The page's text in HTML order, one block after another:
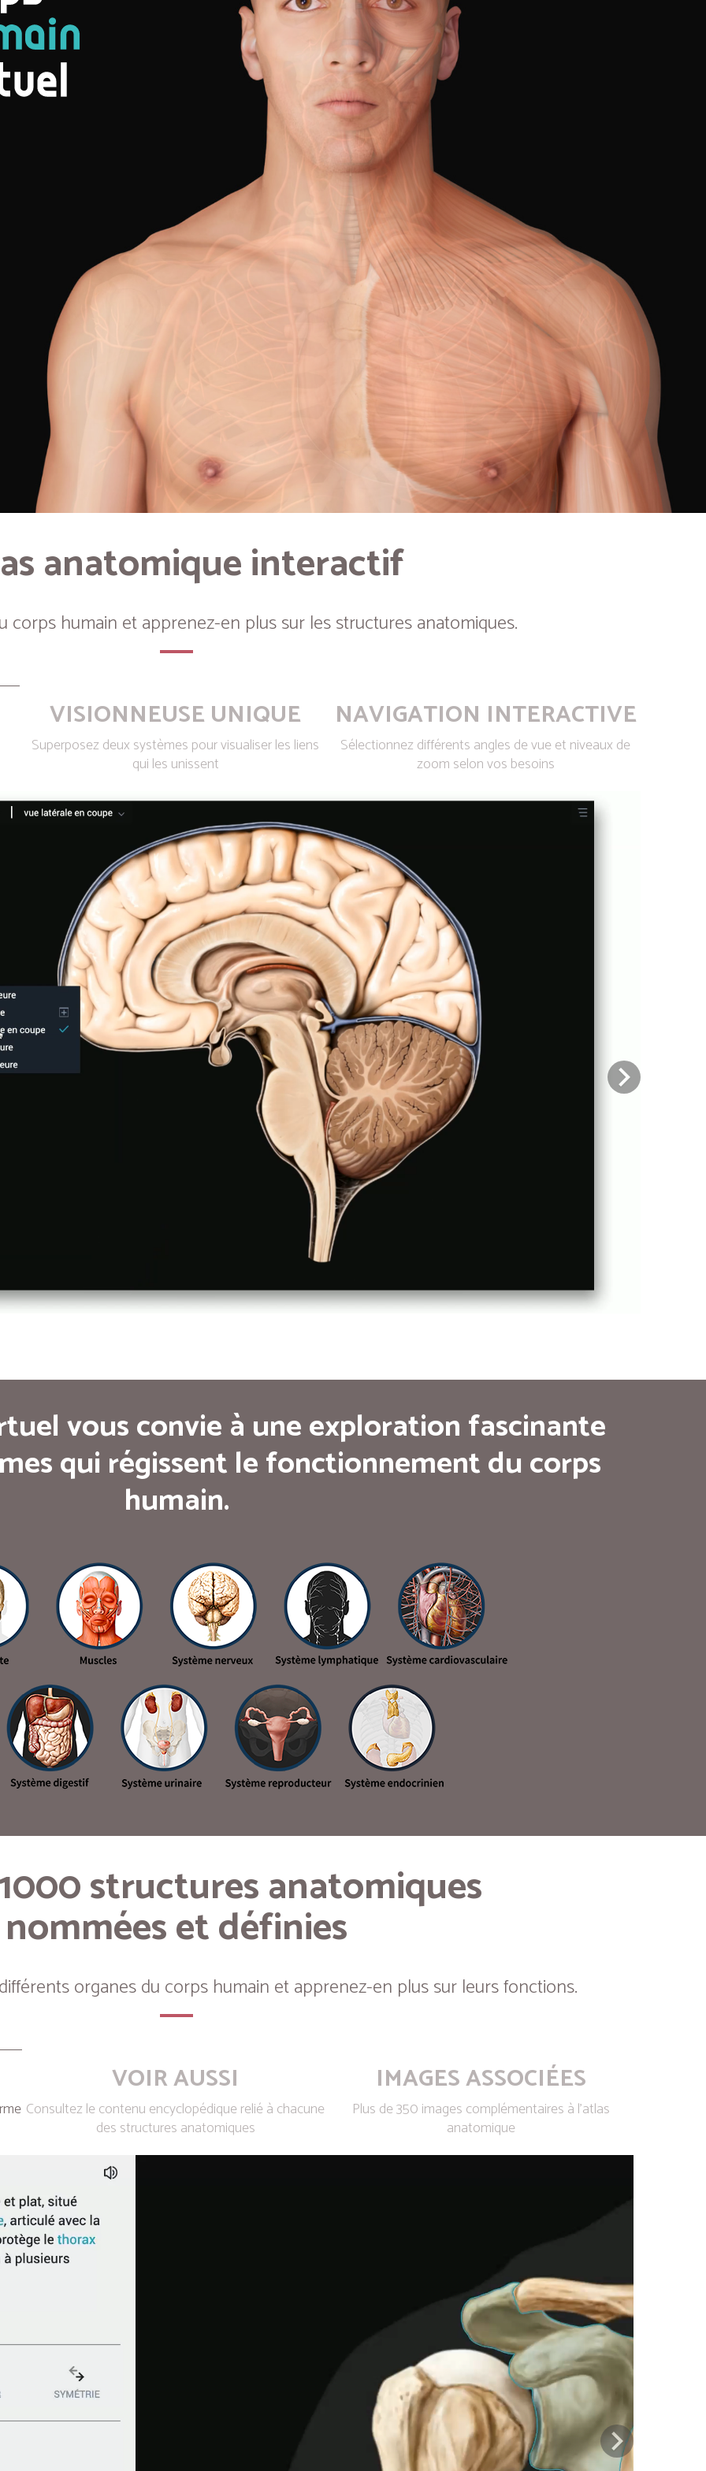
anatomique interactif
corps humain et apprenez-en plus sur les structures anatomiques.
VISIONNEUSE UNIQUE
Superposez deux systèmes pour visualiser les liens
qui les unissent
NAVIGATION INTERACTIVE
Sélectionnez différents angles de vue et niveaux de
zoom selon vos besoins
vous convie à une exploration fascinante
qui régissent le fonctionnement du corps
humain.
structures anatomiques
nommées et définies
organes du corps humain et apprenez-en plus sur leurs fonctions.
VOIR AUSSI
Consultez le contenu encyclopédique relié à chacune
des structures anatomiques
IMAGES ASSOCIÉES
Plus de 350 images complémentaires à l’atlas
anatomique